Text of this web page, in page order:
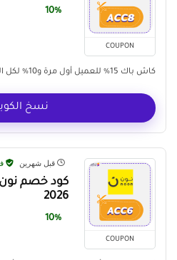
COUPON
10%
كاش باك 15% للعميل أول مرة و10% لكل العملاء.
نسخ
COUPON
قبل شهرين
2026
10%